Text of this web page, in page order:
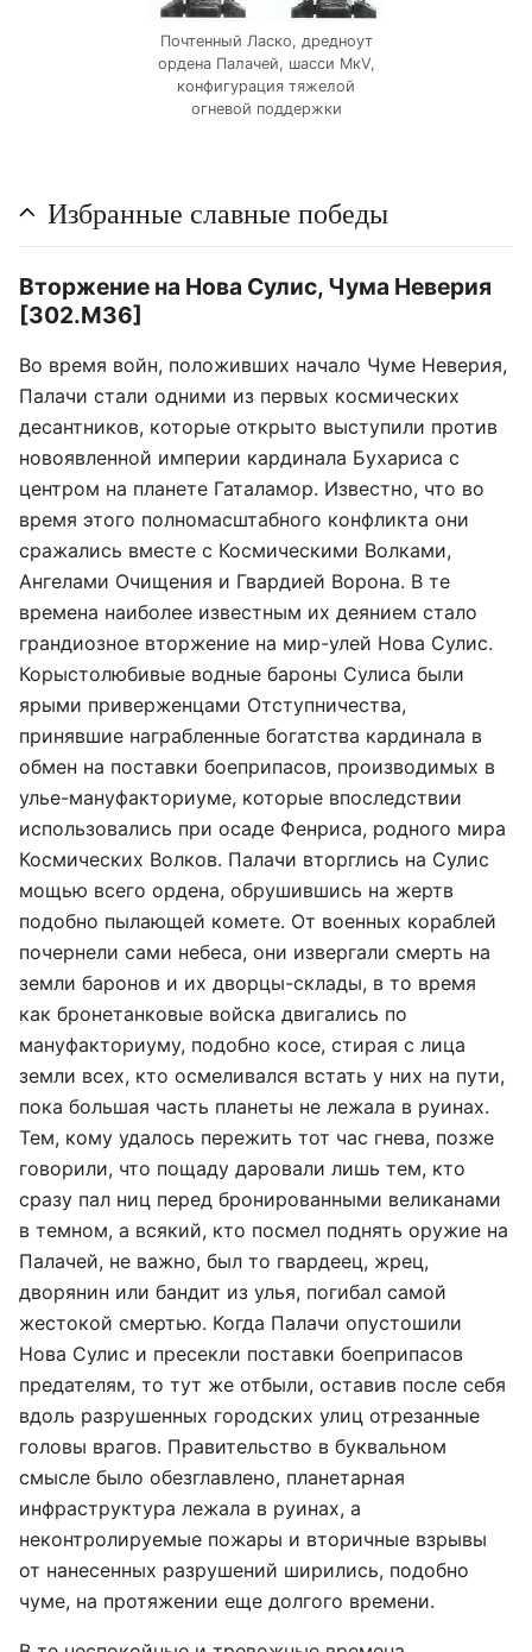
Почтенный Ласко, дредноут
ордена Палачей, шасси МкV,
конфигурация тяжелой
огневой поддержки
Избранные славные победы
Вторжение на Нова Сулис, Чума Неверия
[302.М36]
Во время войн, положивших начало Чуме Неверия,
Палачи стали одними из первых космических
десантников, которые открыто выступили против
новоявленной империи кардинала Бухариса с
центром на планете Гаталамор. Известно, что во
время этого полномасштабного конфликта они
сражались вместе с Космическими Волками,
Ангелами Очищения и Гвардией Ворона. В те
времена наиболее известным их деянием стало
грандиозное вторжение на мир-улей Нова Сулис.
Корыстолюбивые водные бароны Сулиса были
ярыми приверженцами Отступничества,
принявшие награбленные богатства кардинала в
обмен на поставки боеприпасов, производимых в
улье-мануфакториуме, которые впоследствии
использовались при осаде Фенриса, родного мира
Космических Волков. Палачи вторглись на Сулис
мощью всего ордена, обрушившись на жертв
подобно пылающей комете. От военных кораблей
почернели сами небеса, они извергали смерть на
земли баронов и их дворцы-склады, в то время
как бронетанковые войска двигались по
мануфакториуму, подобно косе, стирая с лица
земли всех, кто осмеливался встать у них на пути,
пока большая часть планеты не лежала в руинах.
Тем, кому удалось пережить тот час гнева, позже
говорили, что пощаду даровали лишь тем, кто
сразу пал ниц перед бронированными великанами
в темном, а всякий, кто посмел поднять оружие на
Палачей, не важно, был то гвардеец, жрец,
дворянин или бандит из улья, погибал самой
жестокой смертью. Когда Палачи опустошили
Нова Сулис и пресекли поставки боеприпасов
предателям, то тут же отбыли, оставив после себя
вдоль разрушенных городских улиц отрезанные
головы врагов. Правительство в буквальном
смысле было обезглавлено, планетарная
инфраструктура лежала в руинах, а
неконтролируемые пожары и вторичные взрывы
от нанесенных разрушений ширились, подобно
чуме, на протяжении еще долгого времени.